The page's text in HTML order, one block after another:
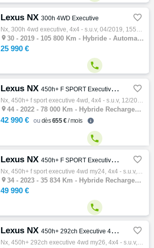
Lexus NX 300h 4WD Executive 
Nx, 300h 4wd executive, 4x4 - s.u.v, 04/2019, 155ch, 8cv, 105800 km, 5 portes, 5 places, Clim. auto, Hybride, Boite de vitesse automatique,…
 30 - 2019 - 105 800 Km - Hybride - Automatique - 4x4 - S.U.V
25 990 €

Lexus NX 450h+ F SPORT Executive 4WD 
Nx, 450h+ f sport executive 4wd, 4x4 - s.u.v, 12/2022, 185ch, 10cv, 78000 km, 5 portes, 5 places, Première main, Clim. auto, Hybride rechar…
 44 - 2022 - 78 000 Km - Hybride Rechargeable - Automatique - 4x4 - S.U.V
42 990 € dès655 €/ mois

Lexus NX 450h+ F SPORT Executive 4WD MY24 
Nx, 450h+ f sport executive 4wd my24, 4x4 - s.u.v, 06/2023, 185ch, 10cv, 35834 km, 5 portes, 5 places, Première main, Clim. auto, Hybride r…
 34 - 2023 - 35 834 Km - Hybride Rechargeable - Automatique - 4x4 - S.U.V
49 990 €

Lexus NX 450h+ 292ch Executive 4WD MY26 
Nx, 450h+ 292ch executive 4wd my26, 4x4 - s.u.v, 06/2026, 147ch, 8cv, 5000 km, 5 portes, 5 places, Première main, Clim. auto, Hybride recha…